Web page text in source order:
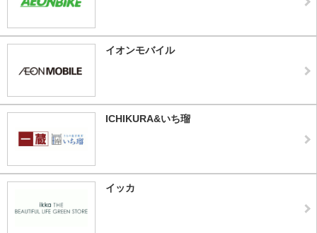
イオンモバイル
ICHIKURA&いち瑠
イッカ